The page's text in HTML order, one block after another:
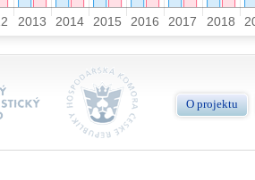
O projektu